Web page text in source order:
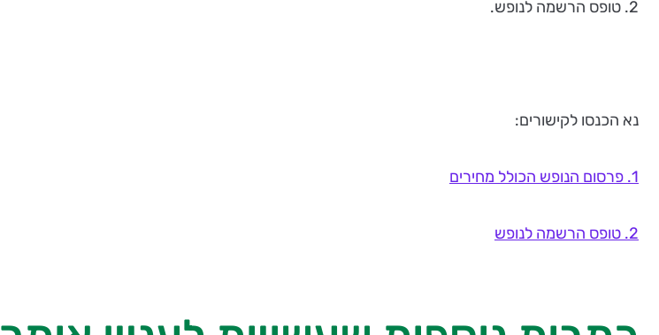
2. טופס הרשמה לנופש.
נא הכנסו לקישורים:
1. פרסום הנופש הכולל מחירים
2. טופס הרשמה לנופש